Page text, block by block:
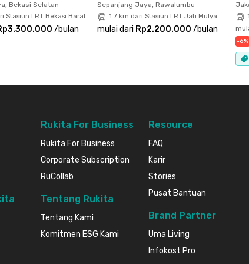
Bekasi Selatan
Stasiun LRT Bekasi Barat
/bulan
Sepanjang Jaya, Rawalumbu
1.7 km dari Stasiun LRT Jati Mulya
mulai dari Rp2.200.000 /bulan
-6%
Rukita For Business
Rukita For Business
Corporate Subscription
RuCollab
Tentang Rukita
Tentang Kami
Komitmen ESG Kami
Resource
FAQ
Karir
Stories
Pusat Bantuan
Brand Partner
Uma Living
Infokost Pro